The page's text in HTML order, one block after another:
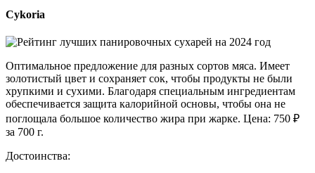
Cykoria
Оптимальное предложение для разных сортов мяса. Имеет
золотистый цвет и сохраняет сок, чтобы продукты не были
хрупкими и сухими. Благодаря специальным ингредиентам
обеспечивается защита калорийной основы, чтобы она не
поглощала большое количество жира при жарке. Цена: 750 ₽
за 700 г.
Достоинства: